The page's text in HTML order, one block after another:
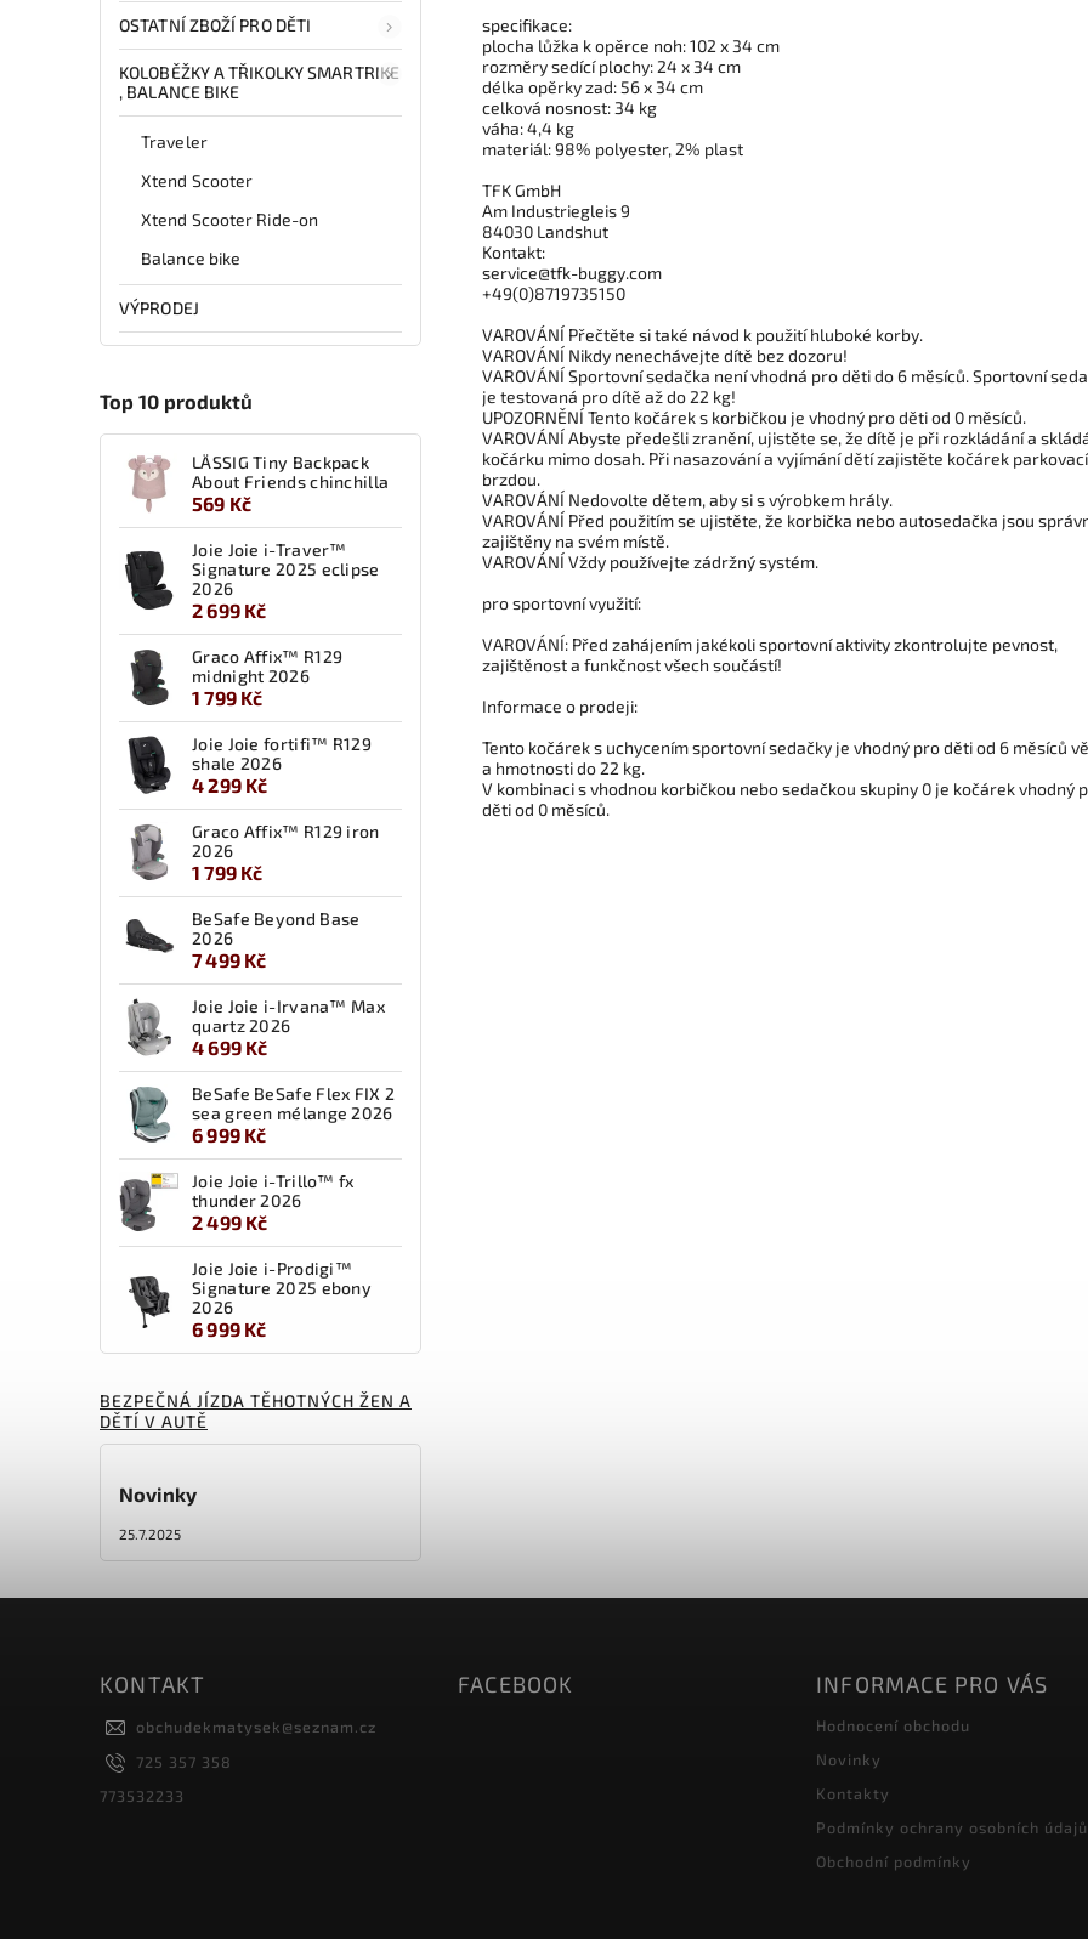
OSTATNÍ ZBOŽÍ PRO DĚTI
KOLOBĚŽKY A TŘIKOLKY SMARTRIKE
, BALANCE BIKE
Traveler
Xtend Scooter
Xtend Scooter Ride-on
Balance bike
VÝPRODEJ
Top 10 produktů
LÄSSIG Tiny Backpack
About Friends chinchilla
569 Kč
Joie Joie i-Traver™
Signature 2025 eclipse
2026
2 699 Kč
Graco Affix™ R129
midnight 2026
1 799 Kč
Joie Joie fortifi™ R129
shale 2026
4 299 Kč
Graco Affix™ R129 iron
2026
1 799 Kč
BeSafe Beyond Base
2026
7 499 Kč
Joie Joie i-Irvana™ Max
quartz 2026
4 699 Kč
BeSafe BeSafe Flex FIX 2
sea green mélange 2026
6 999 Kč
Joie Joie i-Trillo™ fx
thunder 2026
2 499 Kč
Joie Joie i-Prodigi™
Signature 2025 ebony
2026
6 999 Kč
BEZPEČNÁ JÍZDA TĚHOTNÝCH ŽEN A
DĚTÍ V AUTĚ
Novinky
25.7.2025
specifikace:
plocha lůžka k opěrce noh: 102 x 34 cm
rozměry sedící plochy: 24 x 34 cm
délka opěrky zad: 56 x 34 cm
celková nosnost: 34 kg
váha: 4,4 kg
materiál: 98% polyester, 2% plast
TFK GmbH
Am Industriegleis 9
84030 Landshut
Kontakt:
service@tfk-buggy.com
+49(0)8719735150
VAROVÁNÍ Přečtěte si také návod k použití hluboké korby.
VAROVÁNÍ Nikdy nenechávejte dítě bez dozoru!
VAROVÁNÍ Sportovní sedačka není vhodná pro děti do 6 měsíců. Sportovní
je testovaná pro dítě až do 22 kg!
UPOZORNĚNÍ Tento kočárek s korbičkou je vhodný pro děti od 0 měsíců.
VAROVÁNÍ Abyste předešli zranění, ujistěte se, že dítě je při rozkládání a
kočárku mimo dosah. Při nasazování a vyjímání dětí zajistěte kočárek parkovací
brzdou.
VAROVÁNÍ Nedovolte dětem, aby si s výrobkem hrály.
VAROVÁNÍ Před použitím se ujistěte, že korbička nebo autosedačka jsou
zajištěny na svém místě.
VAROVÁNÍ Vždy používejte zádržný systém.
pro sportovní využití:
VAROVÁNÍ: Před zahájením jakékoli sportovní aktivity zkontrolujte pevnost,
zajištěnost a funkčnost všech součástí!
Informace o prodeji:
Tento kočárek s uchycením sportovní sedačky je vhodný pro děti od 6 měsíců
a hmotnosti do 22 kg.
V kombinaci s vhodnou korbičkou nebo sedačkou skupiny 0 je kočárek vhodný
děti od 0 měsíců.
KONTAKT
obchudekmatysek@seznam.cz
725 357 358
773532233
FACEBOOK INFORMACE PRO VÁS
Hodnocení obchodu
Novinky
Kontakty
Podmínky ochrany osobních údajů
Obchodní podmínky